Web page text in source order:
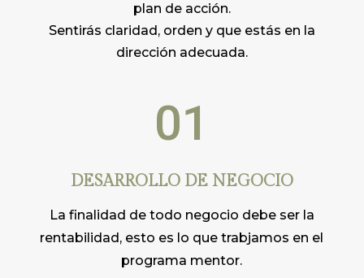
plan de acción.
Sentirás claridad, orden y que estás en la
dirección adecuada.
01
DESARROLLO DE NEGOCIO
La finalidad de todo negocio debe ser la
rentabilidad, esto es lo que trabjamos en el
programa mentor.